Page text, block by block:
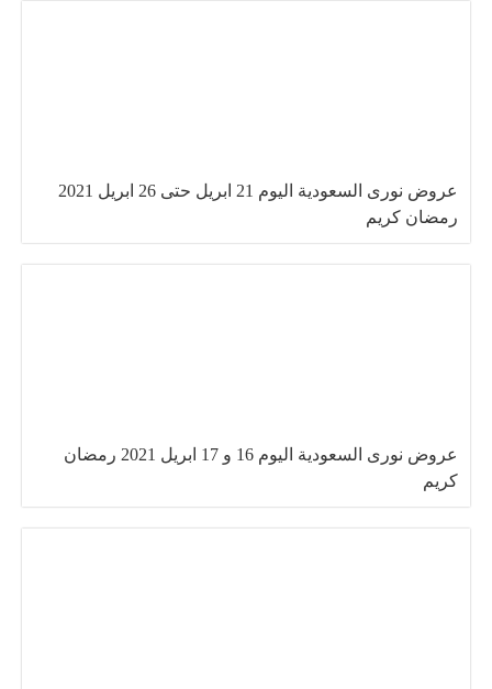
عروض نورى السعودية اليوم 21 ابريل حتى 26 ابريل 2021
رمضان كريم
عروض نورى السعودية اليوم 16 و 17 ابريل 2021 رمضان
كريم